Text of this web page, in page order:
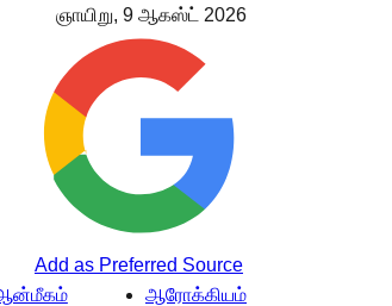
ஞாயிறு, 9 ஆகஸ்ட் 2026
Add as Preferred Source
ஆரோக்கியம்